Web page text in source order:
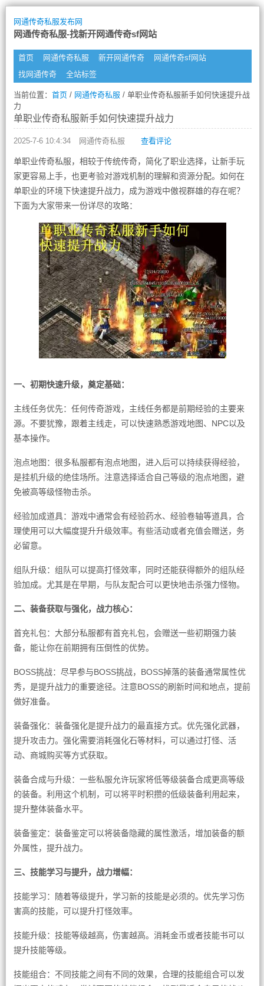
网通传奇私服发布网
网通传奇私服-找新开网通传奇sf网站
首页 网通传奇私服 新开网通传奇
网通传奇sf网站
找网通传奇
全站标签
当前位置： 首页/ 网通传奇私服 / 单职业传奇私服新手如何快速提升战
力
单职业传奇私服新手如何快速提升战力
2025-7-6 10:4:34 网通传奇私服 查看评论
单职业传奇私服，相较于传统传奇，简化了职业选择，让新手玩
家更容易上手，也更考验对游戏机制的理解和资源分配。如何在
单职业的环境下快速提升战力，成为游戏中傲视群雄的存在呢？
下面为大家带来一份详尽的攻略：
一、初期快速升级，奠定基础：
主线任务优先：任何传奇游戏，主线任务都是前期经验的主要来
源。不要犹豫，跟着主线走，可以快速熟悉游戏地图、NPC以及
基本操作。
泡点地图：很多私服都有泡点地图，进入后可以持续获得经验，
是挂机升级的绝佳场所。注意选择适合自己等级的泡点地图，避
免被高等级怪物击杀。
经验加成道具：游戏中通常会有经验药水、经验卷轴等道具，合
理使用可以大幅度提升升级效率。有些活动或者充值会赠送，务
必留意。
组队升级：组队可以提高打怪效率，同时还能获得额外的组队经
验加成。尤其是在早期，与队友配合可以更快地击杀强力怪物。
二、装备获取与强化，战力核心：
首充礼包：大部分私服都有首充礼包，会赠送一些初期强力装
备，能让你在前期拥有压倒性的优势。
BOSS挑战：尽早参与BOSS挑战，BOSS掉落的装备通常属性优
秀，是提升战力的重要途径。注意BOSS的刷新时间和地点，提前
做好准备。
装备强化：装备强化是提升战力的最直接方式。优先强化武器，
提升攻击力。强化需要消耗强化石等材料，可以通过打怪、活
动、商城购买等方式获取。
装备合成与升级：一些私服允许玩家将低等级装备合成更高等级
的装备。利用这个机制，可以将平时积攒的低级装备利用起来，
提升整体装备水平。
装备鉴定：装备鉴定可以将装备隐藏的属性激活，增加装备的额
外属性，提升战力。
三、技能学习与提升，战力增幅：
技能学习：随着等级提升，学习新的技能是必须的。优先学习伤
害高的技能，可以提升打怪效率。
技能升级：技能等级越高，伤害越高。消耗金币或者技能书可以
提升技能等级。
技能组合：不同技能之间有不同的效果，合理的技能组合可以发